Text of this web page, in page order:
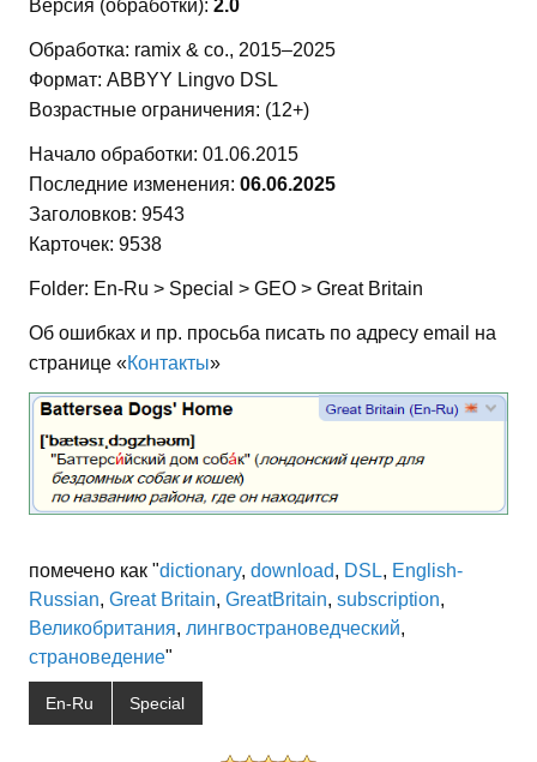
Версия (обработки): 2.0
Обработка: ramix & co., 2015–2025
Формат: ABBYY Lingvo DSL
Возрастные ограничения: (12+)
Начало обработки: 01.06.2015
Последние изменения: 06.06.2025
Заголовков: 9543
Карточек: 9538
Folder: En-Ru > Special > GEO > Great Britain
Об ошибках и пр. просьба писать по адресу email на
странице «Контакты»
помечено как "dictionary, download, DSL, English-
Russian, Great Britain, GreatBritain, subscription,
Великобритания, лингвострановедческий,
страноведение"
En-Ru Special